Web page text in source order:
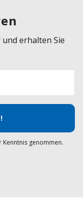
erhalten Sie
genommen.